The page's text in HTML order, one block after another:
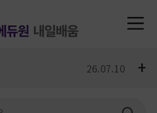
26.07.10 +